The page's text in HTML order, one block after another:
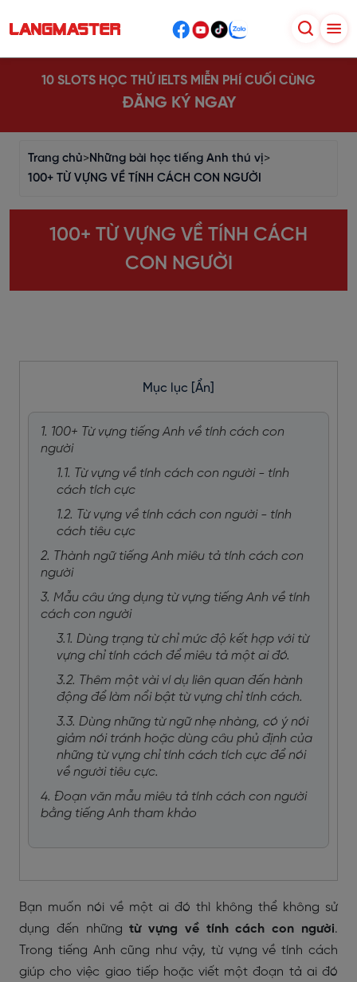
10 SLOTS HỌC THỬ IELTS MIỄN PHÍ CUỐI CÙNG
ĐĂNG KÝ NGAY
Trang chủ>Những bài học tiếng Anh thú vị>
100+ TỪ VỰNG VỀ TÍNH CÁCH CON NGƯỜI
100+ TỪ VỰNG VỀ TÍNH CÁCH
CON NGƯỜI
Mục lục [Ẩn]
1. 100+ Từ vựng tiếng Anh về tính cách con
người
1.1. Từ vựng về tính cách con người - tính
cách tích cực
1.2. Từ vựng về tính cách con người - tính
cách tiêu cực
2. Thành ngữ tiếng Anh miêu tả tính cách con
người
3. Mẫu câu ứng dụng từ vựng tiếng Anh về tính
cách con người
3.1. Dùng trạng từ chỉ mức độ kết hợp với từ
vựng chỉ tính cách để miêu tả một ai đó.
3.2. Thêm một vài ví dụ liên quan đến hành
động để làm nổi bật từ vựng chỉ tính cách.
3.3. Dùng những từ ngữ nhẹ nhàng, có ý nói
giảm nói tránh hoặc dùng câu phủ định của
những từ vựng chỉ tính cách tích cực để nói
về người tiêu cực.
4. Đoạn văn mẫu miêu tả tính cách con người
bằng tiếng Anh tham khảo
Bạn muốn nói về một ai đó thì không thể không sử
dụng đến nhữngtừ vựng về tính cách con người.
Trong tiếng Anh cũng như vậy, từ vựng về tính cách
giúp cho việc giao tiếp hoặc viết một đoạn tả ai đó